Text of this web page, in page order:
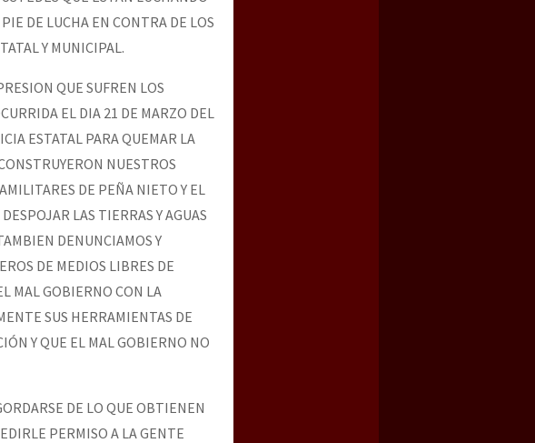
DE LUCHA EN CONTRA DE LOS
Y MUNICIPAL.
QUE SUFREN LOS
EL DIA 21 DE MARZO DEL
ESTATAL PARA QUEMAR LA
NUESTROS
DE PEÑA NIETO Y EL
LAS TIERRAS Y AGUAS
DENUNCIAMOS Y
DE MEDIOS LIBRES DE
MAL GOBIERNO CON LA
SUS HERRAMIENTAS DE
Y QUE EL MAL GOBIERNO NO
DE LO QUE OBTIENEN
PERMISO A LA GENTE